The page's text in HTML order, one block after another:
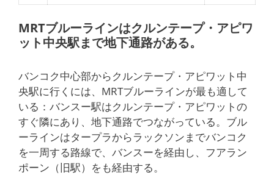
MRTブルーラインはクルンテープ・アピワ
ット中央駅まで地下通路がある。
バンコク中心部からクルンテープ・アピワット中
央駅に行くには、MRTブルーラインが最も適して
いる：バンスー駅はクルンテープ・アピワットの
すぐ隣にあり、地下通路でつながっている。ブル
ーラインはタープラからラックソンまでバンコク
を一周する路線で、バンスーを経由し、フアラン
ポーン（旧駅）をも経由する。